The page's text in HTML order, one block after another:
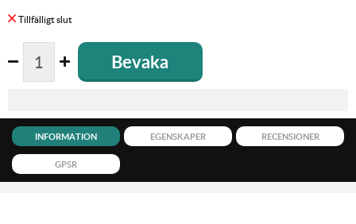
Bevaka
INFORMATION EGENSKAPER RECENSIONER
GPSR